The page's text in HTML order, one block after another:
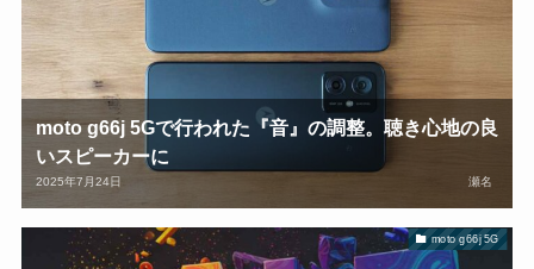
moto g66j 5Gで行われた『音』の調整。聴き心地の良
いスピーカーに
2025年7月24日 瀬名
moto g66j 5G